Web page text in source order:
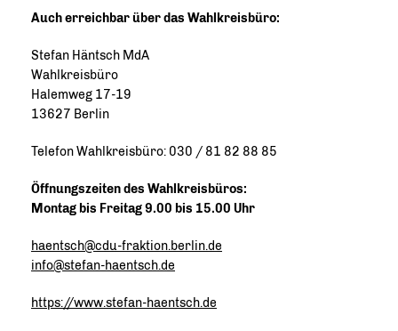
Auch erreichbar über das Wahlkreisbüro:
Stefan Häntsch MdA
Wahlkreisbüro
Halemweg 17-19
13627 Berlin
Telefon Wahlkreisbüro: 030 / 81 82 88 85
Öffnungszeiten des Wahlkreisbüros:
Montag bis Freitag 9.00 bis 15.00 Uhr
haentsch@cdu-fraktion.berlin.de
info@stefan-haentsch.de
https://www.stefan-haentsch.de